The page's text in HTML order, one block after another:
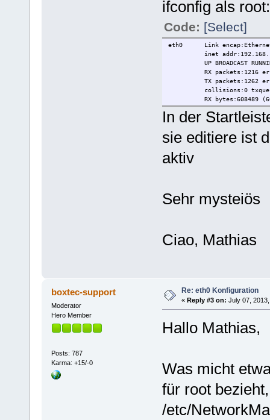
ifconfig als root:
Code: [Select]
eth0 Link encap:Ethernet
inet addr:192.168.1.100
UP BROADCAST
RX packets:1216
TX packets:1262
collisions:0
RX bytes:608489
In der
sie editiere ist
aktiv
Sehr mysteiös
Ciao, Mathias
boxtec-support
Moderator
Hero Member
Posts: 787
Karma: +15/-0
Re: eth0 Konfiguration
« Reply #3 on: July 07,
Hallo Mathias,
Was micht
für root
/etc/